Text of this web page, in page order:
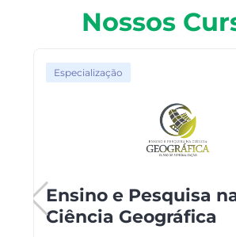
Nossos
Especialização
Ensino e Pesquisa
Ciência Geográfica